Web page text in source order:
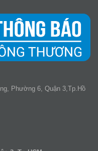
Phường 6, Quận 3,Tp.Hồ